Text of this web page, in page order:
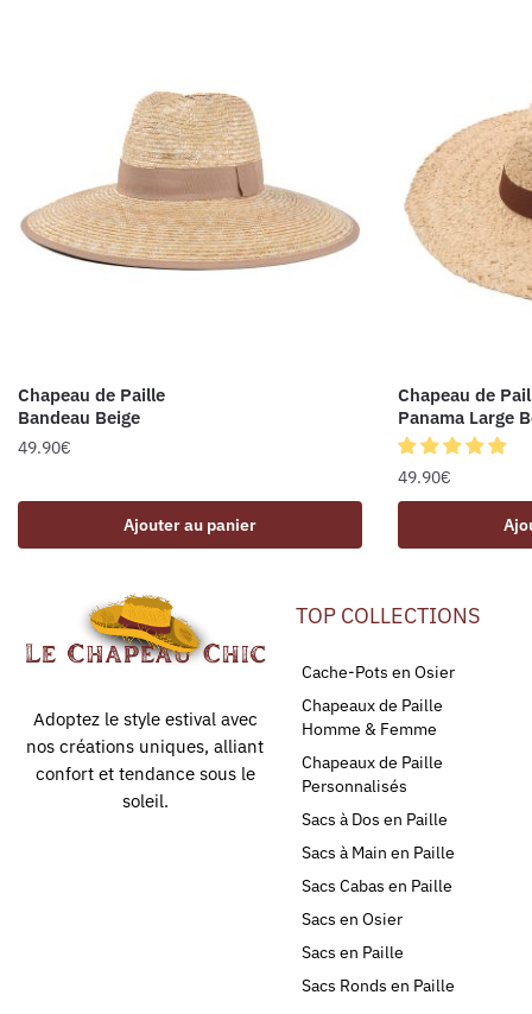
Chapeau de Paille
Bandeau Beige
49.90€
Ajouter au panier
Chapeau de
Panama Large
49.90€
Adoptez le style estival avec
nos créations uniques, alliant
confort et tendance sous le
soleil.
TOP COLLECTIONS
Cache-Pots en Osier
Chapeaux de Paille
Homme & Femme
Chapeaux de Paille
Personnalisés
Sacs à Dos en Paille
Sacs à Main en Paille
Sacs Cabas en Paille
Sacs en Osier
Sacs en Paille
Sacs Ronds en Paille